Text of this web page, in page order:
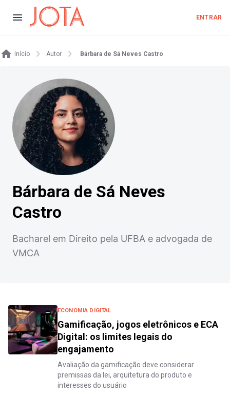
ENTRAR
Início Autor Bárbara de Sá Neves Castro
Bárbara de Sá Neves
Castro
Bacharel em Direito pela UFBA e advogada de
VMCA
ECONOMIA DIGITAL
Gamificação, jogos eletrônicos e ECA
Digital: os limites legais do
engajamento
Avaliação da gamificação deve considerar
premissas da lei, arquitetura do produto e
interesses do usuário